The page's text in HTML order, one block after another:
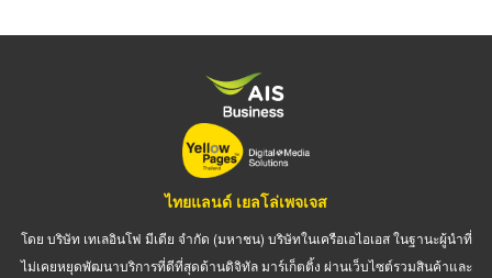
ไทยแลนด์ เยลโล่เพจเจส
โดย บริษัท เทเลอินโฟ มีเดีย จำกัด (มหาชน) บริษัทในเครือเอไอเอส ในฐานะผู้นำที่
ไม่เคยหยุดพัฒนาบริการที่ดีที่สุดด้านดิจิทัล มาร์เก็ตติ้ง ผ่านเว็บไซต์รวมสินค้าและ